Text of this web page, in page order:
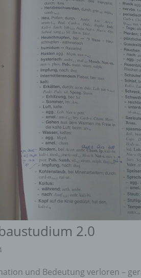
2.0
und Bedeutung verloren –